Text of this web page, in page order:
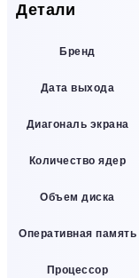
Детали
Бренд
Дата выхода
Диагональ экрана
Количество ядер
Объем диска
Оперативная память
Процессор